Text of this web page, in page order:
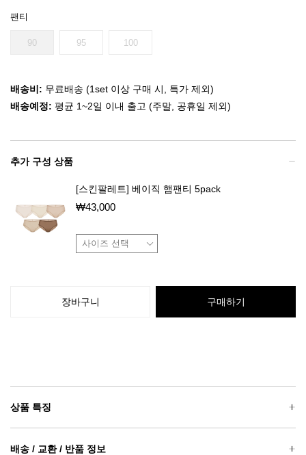
팬티
90 95 100
배송비: 무료배송 (1set 이상 구매 시, 특가 제외)
배송예정: 평균 1~2일 이내 출고 (주말, 공휴일 제외)
추가 구성 상품
[스킨팔레트] 베이직 햄팬티 5pack
₩43,000
장바구니 구매하기
상품 특징
배송 / 교환 / 반품 정보